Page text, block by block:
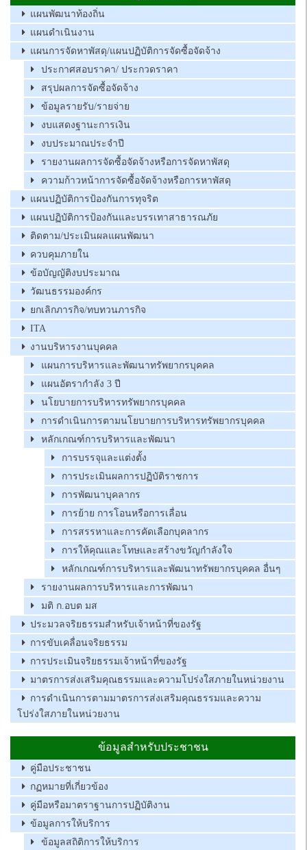
แผนพัฒนาท้องถิ่น
แผนดำเนินงาน
แผนการจัดหาพัสดุ/แผนปฏิบัติการจัดซื้อจัดจ้าง
ประกาศสอบราคา/ ประกวดราคา
สรุปผลการจัดซื้อจัดจ้าง
ข้อมูลรายรับ/รายจ่าย
งบแสดงฐานะการเงิน
งบประมาณประจำปี
รายงานผลการจัดซื้อจัดจ้างหรือการจัดหาพัสดุ
ความก้าวหน้าการจัดซื้อจัดจ้างหรือการหาพัสดุ
แผนปฏิบัติการป้องกันการทุจริต
แผนปฏิบัติการป้องกันและบรรเทาสาธารณภัย
ติดตาม/ประเมินผลแผนพัฒนา
ควบคุมภายใน
ข้อบัญญัติงบประมาณ
วัฒนธรรมองค์กร
ยกเลิกภารกิจ/ทบทวนภารกิจ
ITA
งานบริหารงานบุคคล
แผนการบริหารและพัฒนาทรัพยากรบุคคล
แผนอัตรากำลัง 3 ปี
นโยบายการบริหารทรัพยากรบุคคล
การดำเนินการตามนโยบายการบริหารทรัพยากรบุคคล
หลักเกณฑ์การบริหารและพัฒนา
การบรรจุและแต่งตั้ง
การประเมินผลการปฏิบัติราชการ
การพัฒนาบุคลากร
การย้าย การโอนหรือการเลื่อน
การสรรหาและการคัดเลือกบุคลากร
การให้คุณและโทษและสร้างขวัญกำลังใจ
หลักเกณฑ์การบริหารและพัฒนาทรัพยากรบุคคล อื่นๆ
รายงานผลการบริหารและการพัฒนา
มติ ก.อบต มส
ประมวลจริยธรรมสำหรับเจ้าหน้าที่ของรัฐ
การขับเคลื่อนจริยธรรม
การประเมินจริยธรรมเจ้าหน้าที่ของรัฐ
มาตรการส่งเสริมคุณธรรมและความโปร่งใสภายในหน่วยงาน
การดำเนินการตามมาตรการส่งเสริมคุณธรรมและความ
โปร่งใสภายในหน่วยงาน
ข้อมูลสำหรับประชาชน
คู่มือประชาชน
กฏหมายที่เกี่ยวข้อง
คู่มือหรือมาตราฐานการปฏิบัติงาน
ข้อมูลการให้บริการ
ข้อมูลสถิติการให้บริการ